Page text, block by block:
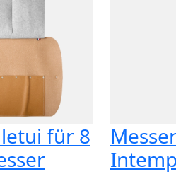
für 8